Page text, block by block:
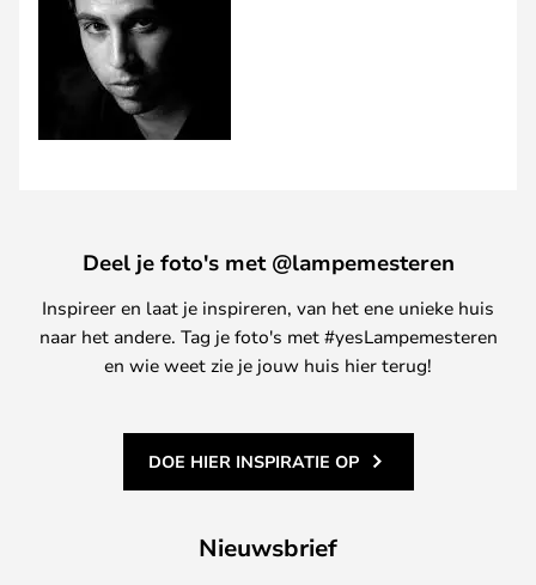
Deel je foto's met @lampemesteren
Inspireer en laat je inspireren, van het ene unieke huis
naar het andere. Tag je foto's met #yesLampemesteren
en wie weet zie je jouw huis hier terug!
DOE HIER INSPIRATIE OP
Nieuwsbrief